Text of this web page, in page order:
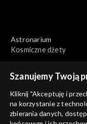
Astronarium
Kosmiczne dżety
Szanujemy Twoją
Kliknij "Akceptuję i
na korzystanie z
zbierania danych,